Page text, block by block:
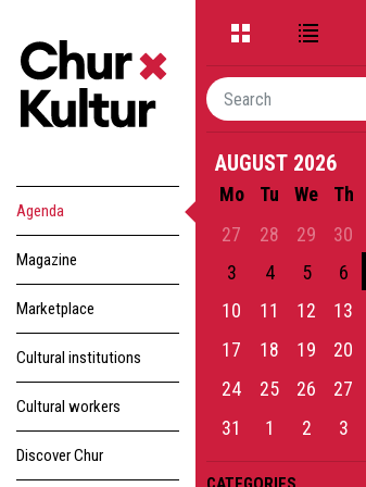
Agenda
Magazine
Marketplace
Cultural institutions
Cultural workers
Discover Chur
Erweitere
Ansicht
Listen-
Ansicht
City
Date
Sparte
Live
Suche
AUGUST 2026
Mo Tu We Th
27
28 29 30
3
4 5 6
10
11 12 13
17
18 19 20
24
25 26 27
31
1 2 3